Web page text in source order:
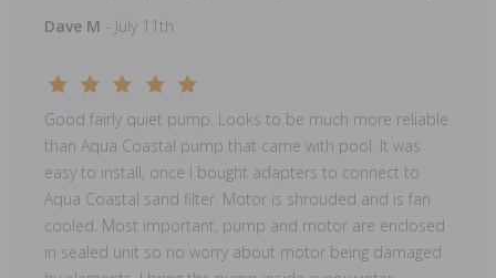
Dave M - July 11th
Good fairly quiet pump. Looks to be much more reliable
than Aqua Coastal pump that came with pool. It was
easy to install, once I bought adapters to connect to
Aqua Coastal sand filter. Motor is shrouded and is fan
cooled. Most important, pump and motor are enclosed
in sealed unit so no worry about motor being damaged